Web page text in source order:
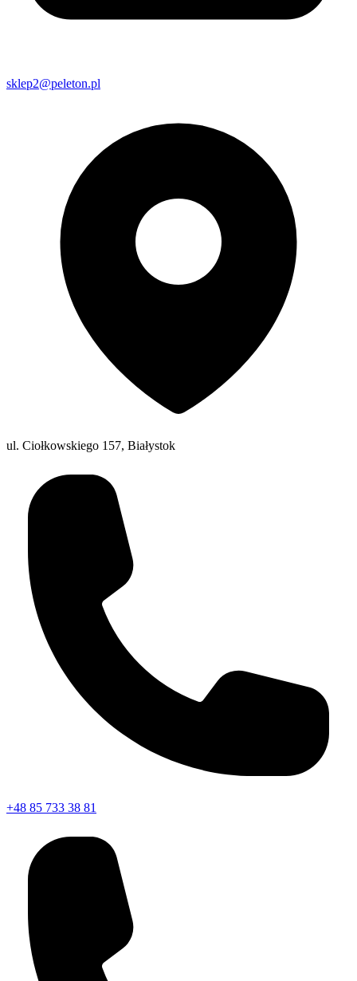
sklep2@peleton.pl
ul. Ciołkowskiego 157, Białystok
+48 85 733 38 81